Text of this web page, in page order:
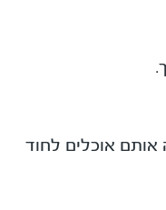
אותם אוכלים לחוד